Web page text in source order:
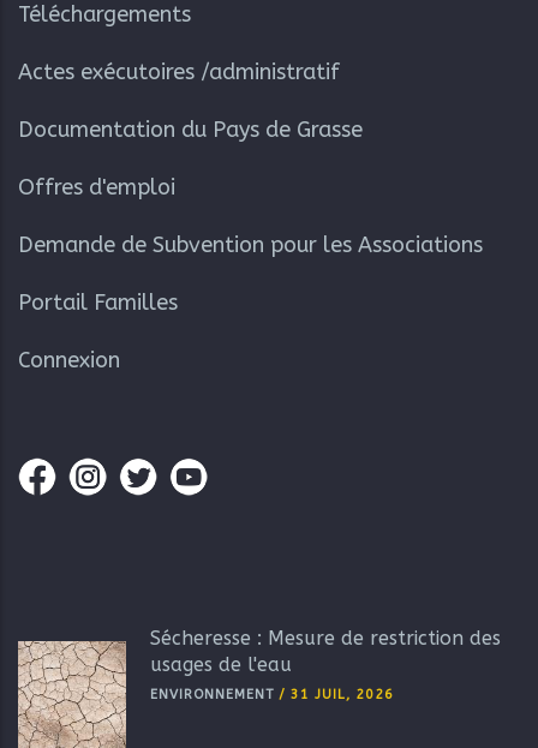
Téléchargements
Actes exécutoires /administratif
Documentation du Pays de Grasse
Offres d'emploi
Demande de Subvention pour les Associations
Portail Familles
Connexion
Sécheresse : Mesure de restriction des
usages de l'eau
ENVIRONNEMENT / 31 JUIL, 2026